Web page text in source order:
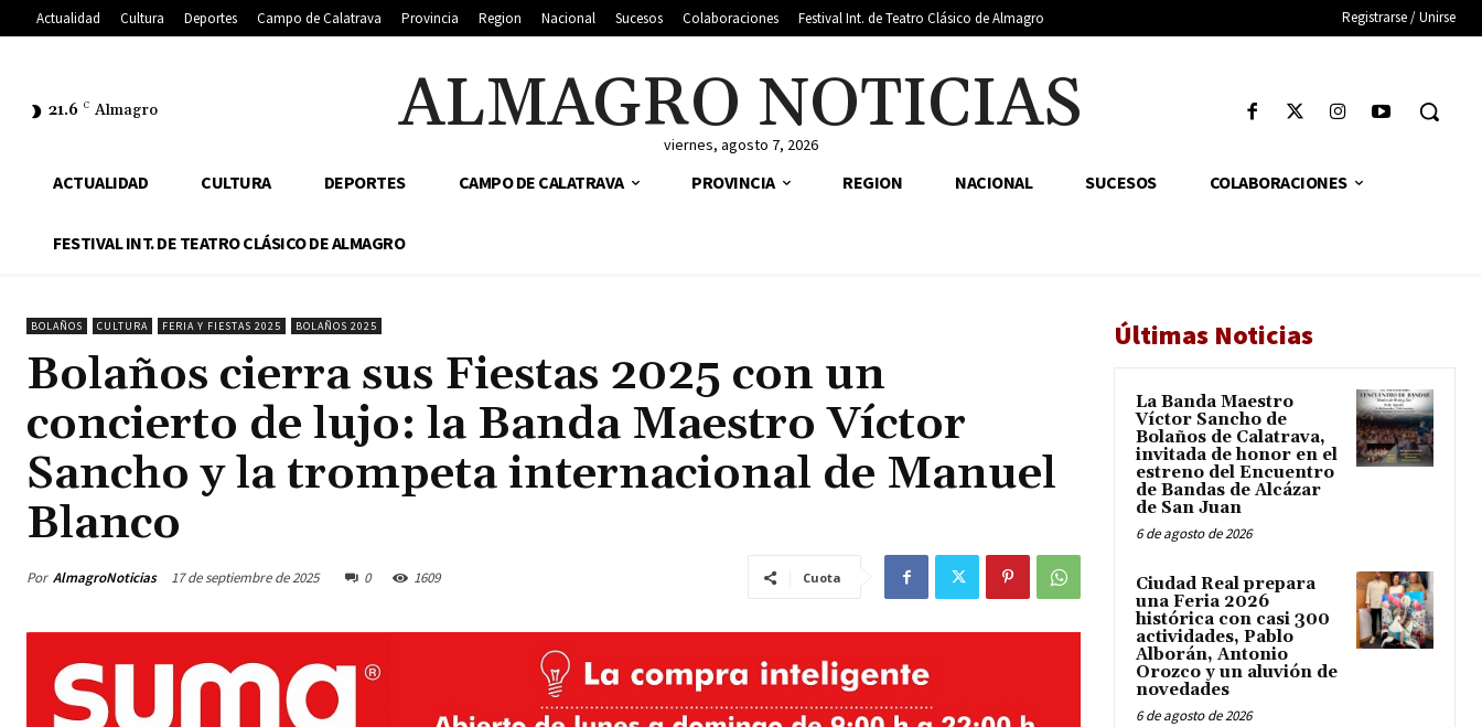
Actualidad Cultura Deportes Campo de Calatrava Provincia Region Nacional Sucesos Colaboraciones Festival Int. de Teatro Clásico de Almagro Registrarse / Unirse
21.6 C Almagro ALMAGRO NOTICIAS
viernes, agosto 7, 2026
ACTUALIDAD CULTURA DEPORTES CAMPO DE CALATRAVA PROVINCIA REGION NACIONAL SUCESOS COLABORACIONES
FESTIVAL INT. DE TEATRO CLÁSICO DE ALMAGRO
BOLAÑOS CULTURA FERIA Y FIESTAS 2025 BOLAÑOS 2025
Bolaños cierra sus Fiestas 2025 con un
concierto de lujo: la Banda Maestro Víctor
Sancho y la trompeta internacional de Manuel
Blanco
Por AlmagroNoticias 17 de septiembre de 2025 0 1609 Cuota
Últimas Noticias
La Banda Maestro
Víctor Sancho de
Bolaños de Calatrava,
invitada de honor en el
estreno del Encuentro
de Bandas de Alcázar
de San Juan
6 de agosto de 2026
Ciudad Real prepara
una Feria 2026
histórica con casi 300
actividades, Pablo
Alborán, Antonio
Orozco y un aluvión de
novedades
6 de agosto de 2026